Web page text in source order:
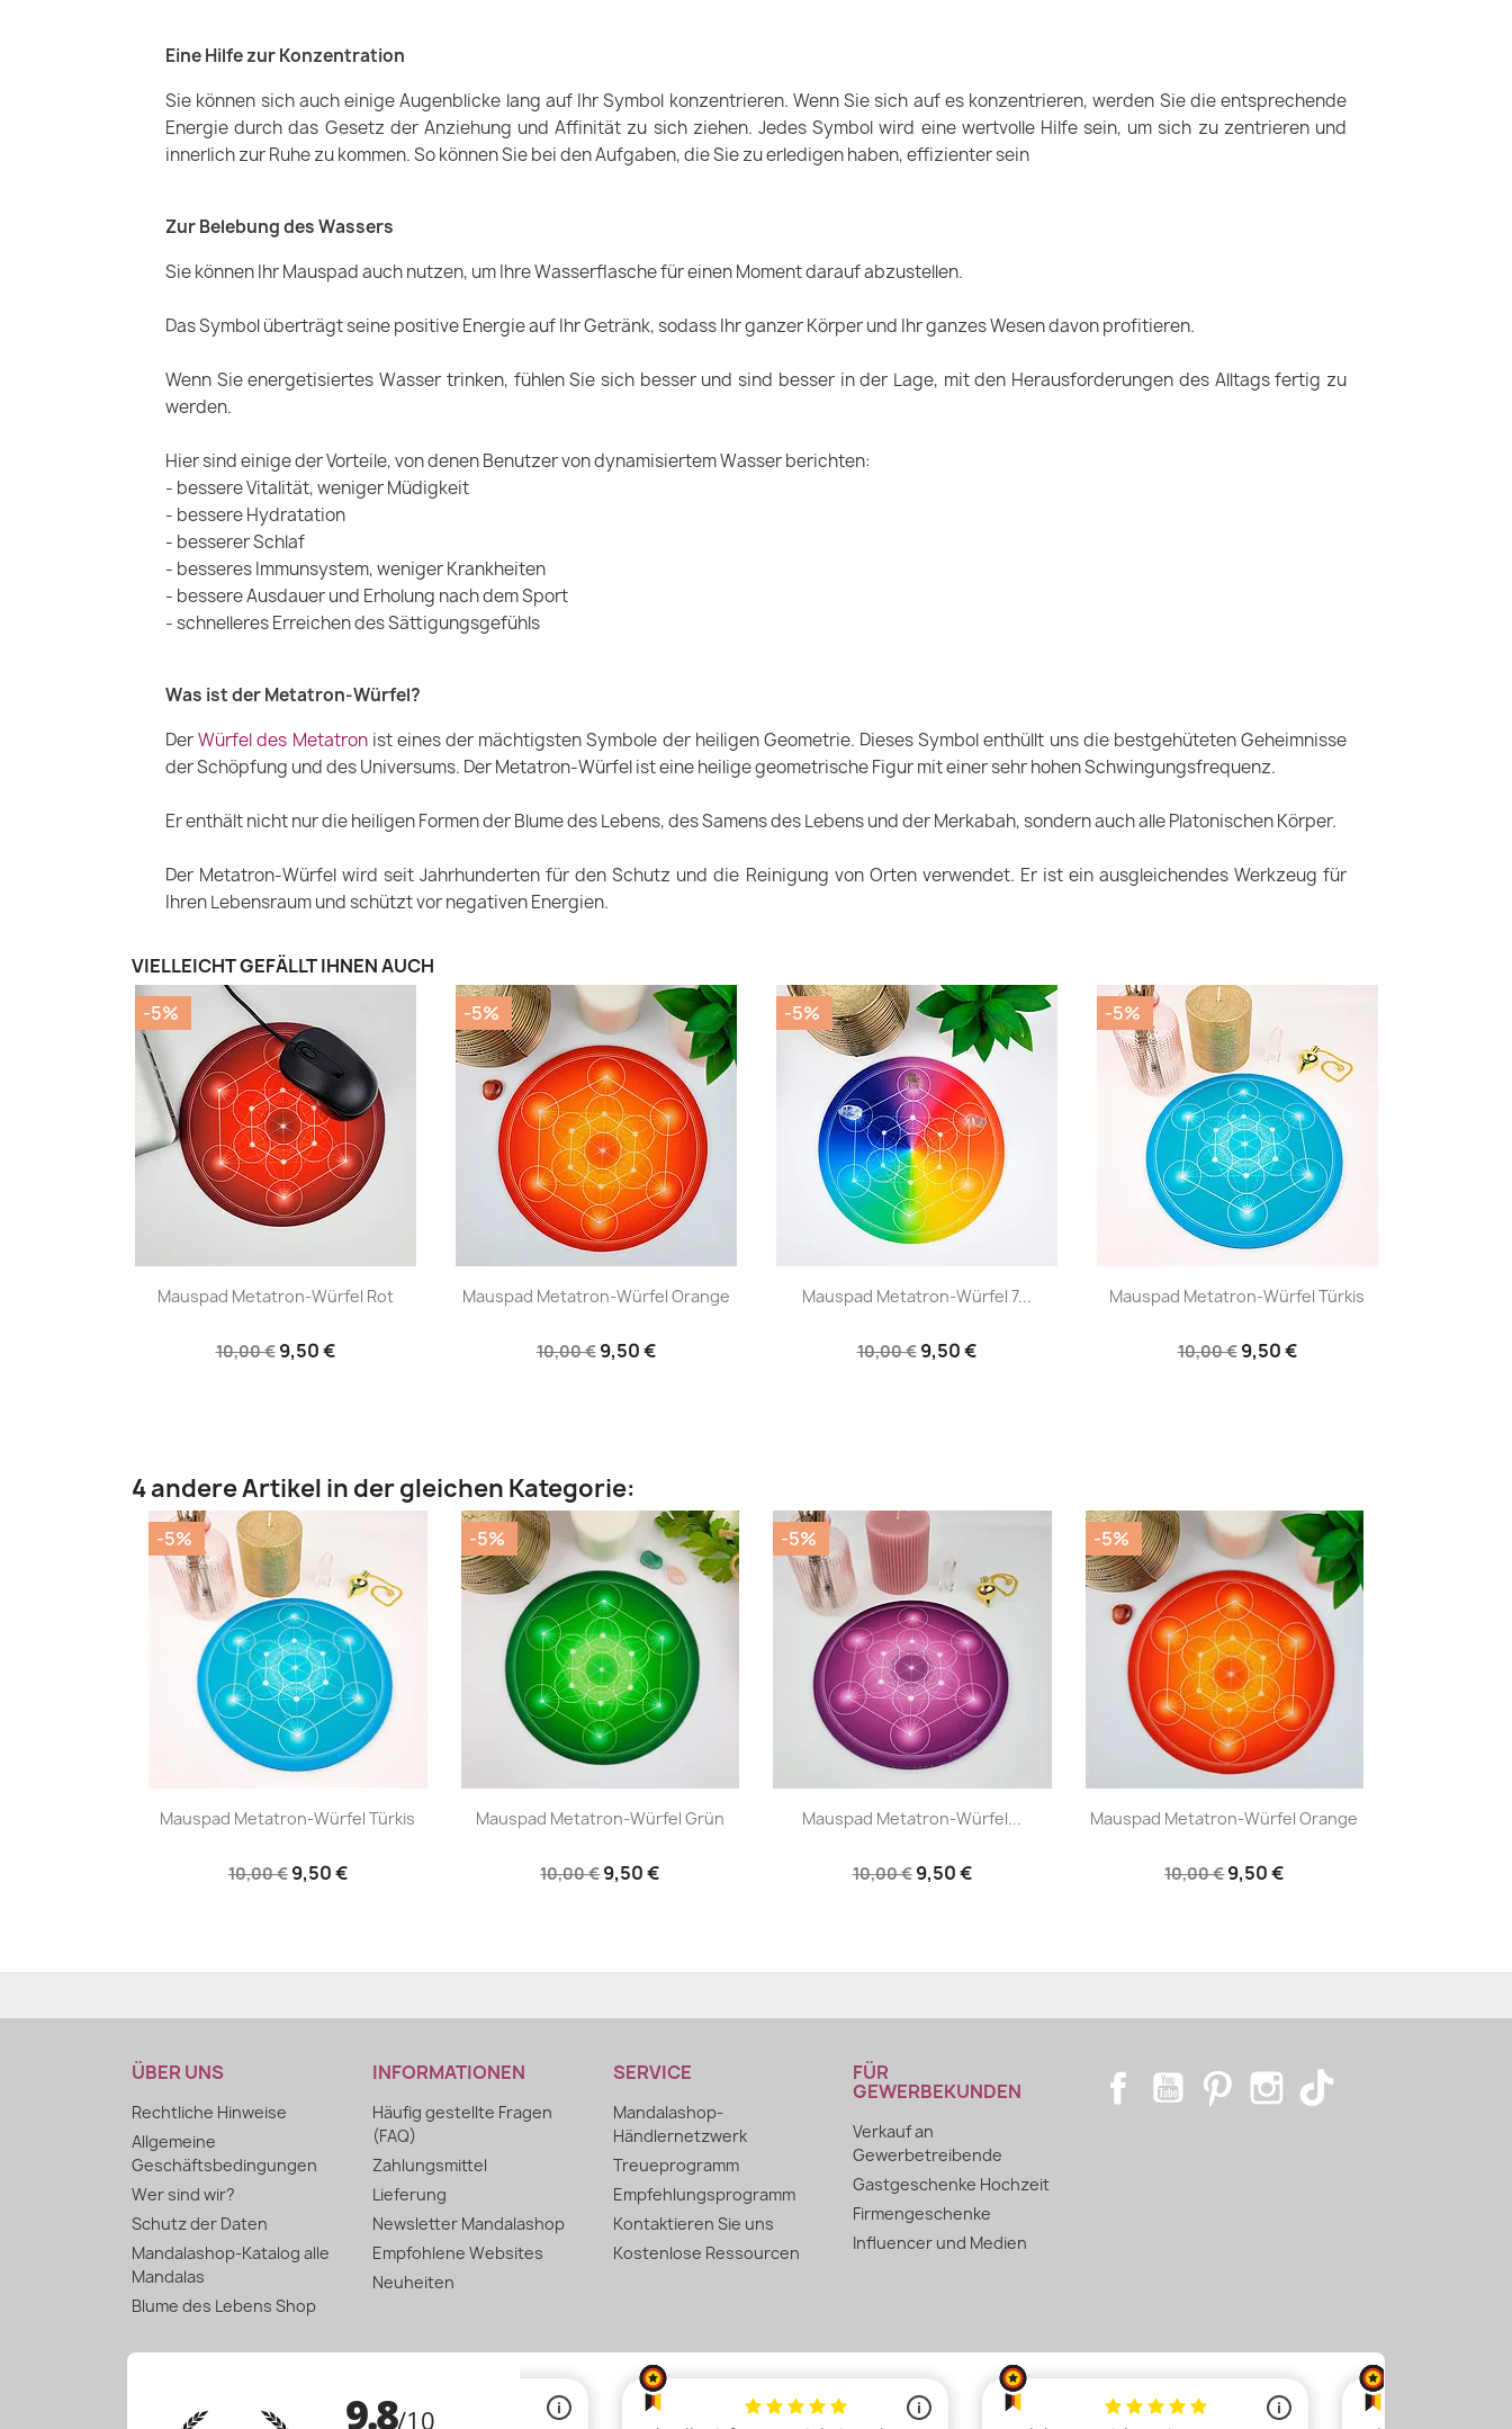
Eine Hilfe zur Konzentration
Sie können sich auch einige Augenblicke lang auf Ihr Symbol konzentrieren. Wenn Sie sich auf es konzentrieren, werden Sie die entsprechende
Energie durch das Gesetz der Anziehung und Affinität zu sich ziehen. Jedes Symbol wird eine wertvolle Hilfe sein, um sich zu zentrieren und
innerlich zur Ruhe zu kommen. So können Sie bei den Aufgaben, die Sie zu erledigen haben, effizienter sein
Zur Belebung des Wassers
Sie können Ihr Mauspad auch nutzen, um Ihre Wasserflasche für einen Moment darauf abzustellen.
Das Symbol überträgt seine positive Energie auf Ihr Getränk, sodass Ihr ganzer Körper und Ihr ganzes Wesen davon profitieren.
Wenn Sie energetisiertes Wasser trinken, fühlen Sie sich besser und sind besser in der Lage, mit den Herausforderungen des Alltags fertig zu
werden.
Hier sind einige der Vorteile, von denen Benutzer von dynamisiertem Wasser berichten:
- bessere Vitalität, weniger Müdigkeit
- bessere Hydratation
- besserer Schlaf
- besseres Immunsystem, weniger Krankheiten
- bessere Ausdauer und Erholung nach dem Sport
- schnelleres Erreichen des Sättigungsgefühls
Was ist der Metatron-Würfel?
DerWürfel des Metatronist eines der mächtigsten Symbole der heiligen Geometrie. Dieses Symbol enthüllt uns die bestgehüteten Geheimnisse
der Schöpfung und des Universums. Der Metatron-Würfel ist eine heilige geometrische Figur mit einer sehr hohen Schwingungsfrequenz.
Er enthält nicht nur die heiligen Formen der Blume des Lebens, des Samens des Lebens und der Merkabah, sondern auch alle Platonischen Körper.
Der Metatron-Würfel wird seit Jahrhunderten für den Schutz und die Reinigung von Orten verwendet. Er ist ein ausgleichendes Werkzeug für
Ihren Lebensraum und schützt vor negativen Energien.
VIELLEICHT GEFÄLLT IHNEN AUCH
| 
Mauspad Metatron-Würfel Rot
10,00 € 9,50 €
-5%
| 
Mauspad Metatron-Würfel Orange
10,00 € 9,50 €
-5%
| 
Mauspad Metatron-Würfel 7...
10,00 € 9,50 €
-5%
| 
Mauspad Metatron-Würfel Türkis
10,00 € 9,50 €
-5%
4 andere Artikel in der gleichen Kategorie:
| 
Mauspad Metatron-Würfel Türkis
10,00 € 9,50 €
-5%
| 
Mauspad Metatron-Würfel Grün
10,00 €9,50 €
-5%
| 
Mauspad Metatron-Würfel...
10,00 € 9,50 €
-5%
| 
Mauspad Metatron-Würfel Orange
10,00 €9,50 €
-5%
ÜBER UNS
Rechtliche Hinweise
Allgemeine
Geschäftsbedingungen
Wer sind wir?
Schutz der Daten
Mandalashop-Katalog alle
Mandalas
Blume des Lebens Shop
INFORMATIONEN
Häufig gestellte Fragen
(FAQ)
Zahlungsmittel
Lieferung
Newsletter Mandalashop
Empfohlene Websites
Neuheiten
SERVICE
Mandalashop-
Händlernetzwerk
Treueprogramm
Empfehlungsprogramm
Kontaktieren Sie uns
Kostenlose Ressourcen
FÜR
GEWERBEKUNDEN
Verkauf an
Gewerbetreibende
Gastgeschenke Hochzeit
Firmengeschenke
Influencer und Medien
FacebookYouTubePinterestInstagram